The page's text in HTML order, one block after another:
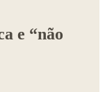
e “não